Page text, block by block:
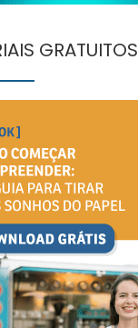
GRATUITOS